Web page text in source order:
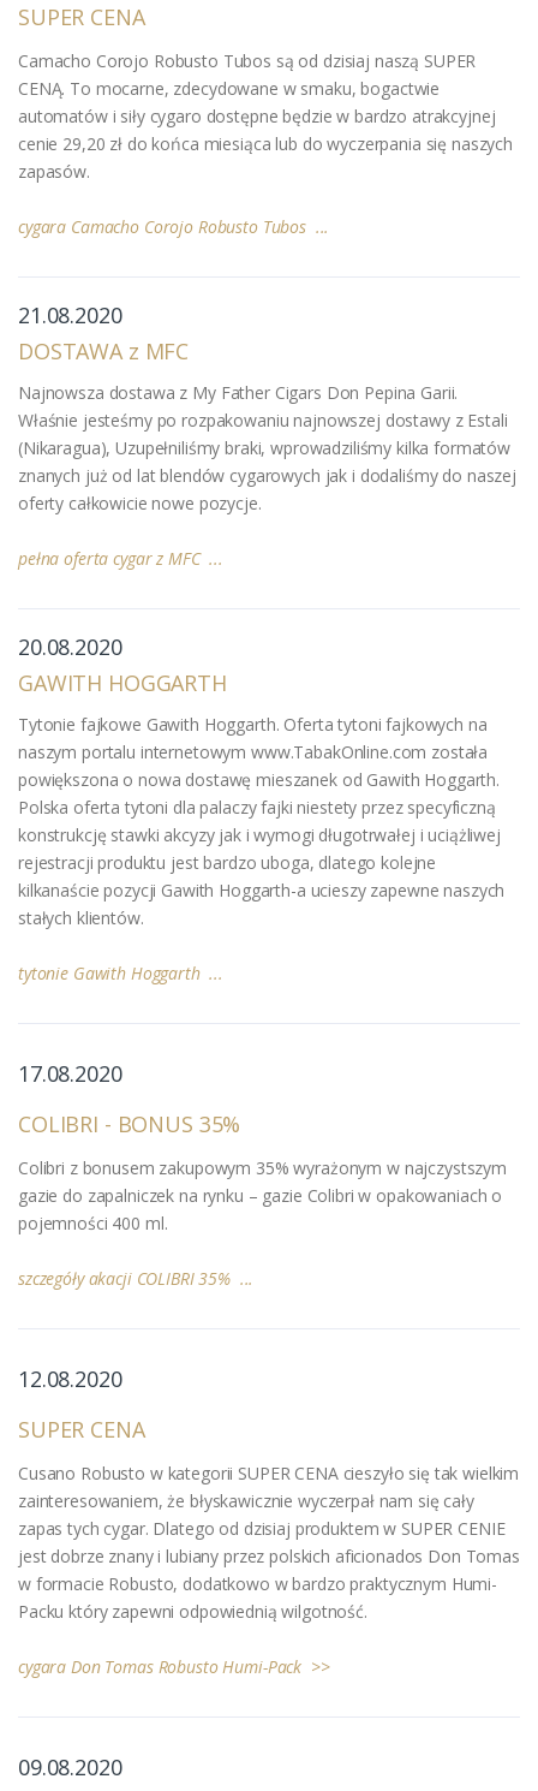
SUPER CENA
Camacho Corojo Robusto Tubos są od dzisiaj naszą SUPER
CENĄ. To mocarne, zdecydowane w smaku, bogactwie
automatów i siły cygaro dostępne będzie w bardzo atrakcyjnej
cenie 29,20 zł do końca miesiąca lub do wyczerpania się naszych
zapasów.
cygara Camacho Corojo Robusto Tubos ...
21.08.2020
DOSTAWA z MFC
Najnowsza dostawa z My Father Cigars Don Pepina Garii.
Właśnie jesteśmy po rozpakowaniu najnowszej dostawy z Estali
(Nikaragua), Uzupełniliśmy braki, wprowadziliśmy kilka formatów
znanych już od lat blendów cygarowych jak i dodaliśmy do naszej
oferty całkowicie nowe pozycje.
pełna oferta cygar z MFC ...
20.08.2020
GAWITH HOGGARTH
Tytonie fajkowe Gawith Hoggarth. Oferta tytoni fajkowych na
naszym portalu internetowym www.TabakOnline.com została
powiększona o nowa dostawę mieszanek od Gawith Hoggarth.
Polska oferta tytoni dla palaczy fajki niestety przez specyficzną
konstrukcję stawki akcyzy jak i wymogi długotrwałej i uciążliwej
rejestracji produktu jest bardzo uboga, dlatego kolejne
kilkanaście pozycji Gawith Hoggarth-a ucieszy zapewne naszych
stałych klientów.
tytonie Gawith Hoggarth ...
17.08.2020
COLIBRI - BONUS 35%
Colibri z bonusem zakupowym 35% wyrażonym w najczystszym
gazie do zapalniczek na rynku – gazie Colibri w opakowaniach o
pojemności 400 ml.
szczegóły akacji COLIBRI 35% ...
12.08.2020
SUPER CENA
Cusano Robusto w kategorii SUPER CENA cieszyło się tak wielkim
zainteresowaniem, że błyskawicznie wyczerpał nam się cały
zapas tych cygar. Dlatego od dzisiaj produktem w SUPER CENIE
jest dobrze znany i lubiany przez polskich aficionados Don Tomas
w formacie Robusto, dodatkowo w bardzo praktycznym Humi-
Packu który zapewni odpowiednią wilgotność.
cygara Don Tomas Robusto Humi-Pack >>
09.08.2020